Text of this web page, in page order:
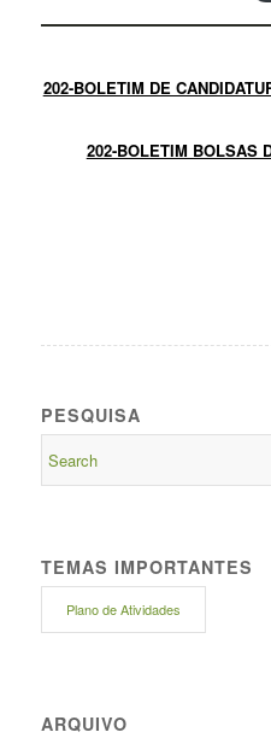
202-BOLETIM DE
202-BOLETIM BOLSAS
PESQUISA
TEMAS IMPORTANTES
Plano de Atividades
ARQUIVO